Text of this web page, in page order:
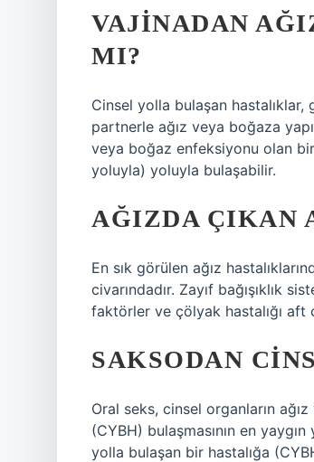
VAJINADAN
MI?
Cinsel yolla bulaşan
partnerle ağız veya boğaza
veya boğaz enfeksiyonu olan
yoluyla) yoluyla bulaşabilir.
AĞIZDA ÇIKAN
En sık görülen ağız
civarındadır. Zayıf bağışıklık
faktörler ve çölyak hastalığı aft
SAKSODAN
Oral seks, cinsel organların
(CYBH) bulaşmasının en
yolla bulaşan bir hastalığa